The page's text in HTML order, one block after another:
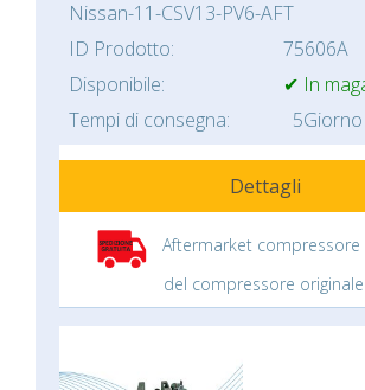
Nissan-11-CSV13-PV6-AFT
ID Prodotto:
75606A
Disponibile:
✔ In
Tempi di consegna:
5Giorno
Dettagli
Aftermarket compressore
del compressore originale.